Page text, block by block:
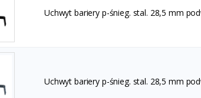
Uchwyt bariery p-śnieg. stal. 28,5 mm
Uchwyt bariery p-śnieg. stal. 28,5 mm